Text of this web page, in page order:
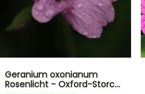
Geranium oxonianum
Rosenlicht - Oxford-Storc…